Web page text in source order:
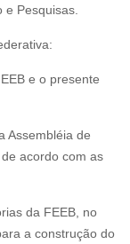
Pesquisas.
e o presente
Assembléia de
acordo com as
da FEEB, no
a construção do